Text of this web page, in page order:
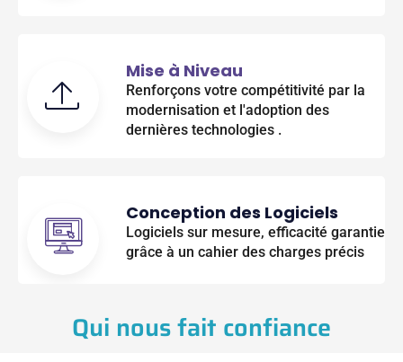
Mise à Niveau
Renforçons votre compétitivité par la
modernisation et l'adoption des
dernières technologies .
Conception des Logiciels
Logiciels sur mesure, efficacité garantie
grâce à un cahier des charges précis
Qui nous fait confiance